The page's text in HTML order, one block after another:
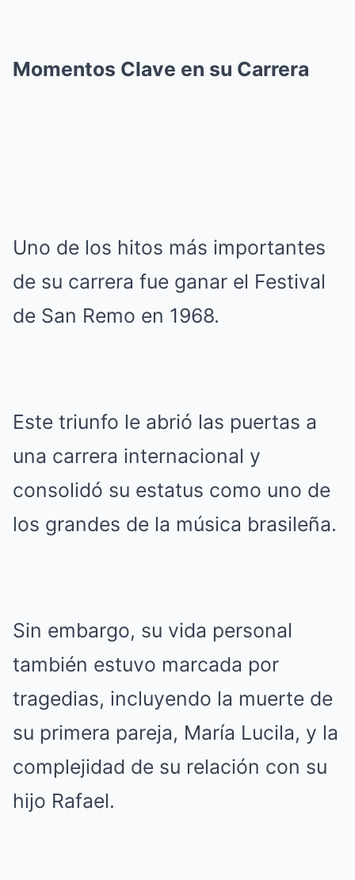
Momentos Clave en su Carrera
Uno de los hitos más importantes
de su carrera fue ganar el Festival
de San Remo en 1968.
Este triunfo le abrió las puertas a
una carrera internacional y
consolidó su estatus como uno de
los grandes de la música brasileña.
Sin embargo, su vida personal
también estuvo marcada por
tragedias, incluyendo la muerte de
su primera pareja, María Lucila, y la
complejidad de su relación con su
hijo Rafael.